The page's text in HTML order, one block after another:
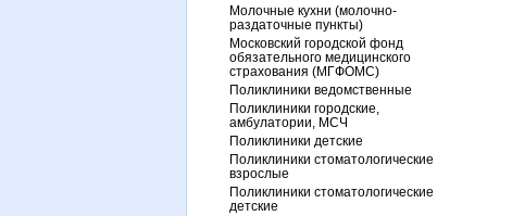
Молочные кухни (молочно-
раздаточные пункты)
Московский городской фонд
обязательного медицинского
страхования (МГФОМС)
Поликлиники ведомственные
Поликлиники городские,
амбулатории, МСЧ
Поликлиники детские
Поликлиники стоматологические
взрослые
Поликлиники стоматологические
детские